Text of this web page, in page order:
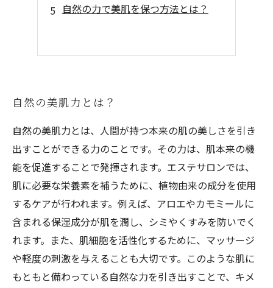
自然の力で美肌を保つ方法とは？
自然の美肌力とは？
自然の美肌力とは、人間が持つ本来の肌の美しさを引き
出すことができる力のことです。その力は、肌本来の機
能を促進することで発揮されます。エステサロンでは、
肌に必要な栄養素を補うために、植物由来の成分を使用
するケアが行われます。例えば、アロエやカモミールに
含まれる保湿成分が肌を潤し、シミやくすみを防いでく
れます。また、肌細胞を活性化するために、マッサージ
や軽度の刺激を与えることも大切です。このような肌に
もともと備わっている自然な力を引き出すことで、キメ